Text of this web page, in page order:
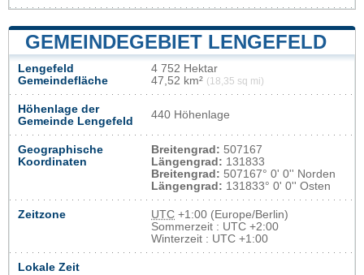
GEMEINDEGEBIET LENGEFELD
Lengefeld
Gemeindefläche
4 752 Hektar
47,52 km² (18,35 sq mi)
Höhenlage der
Gemeinde Lengefeld
440 Höhenlage
Geographische
Koordinaten
Breitengrad: 507167
Längengrad: 131833
Breitengrad: 507167° 0' 0'' Norden
Längengrad: 131833° 0' 0'' Osten
Zeitzone UTC +1:00 (Europe/Berlin)
Sommerzeit : UTC +2:00
Winterzeit : UTC +1:00
Lokale Zeit